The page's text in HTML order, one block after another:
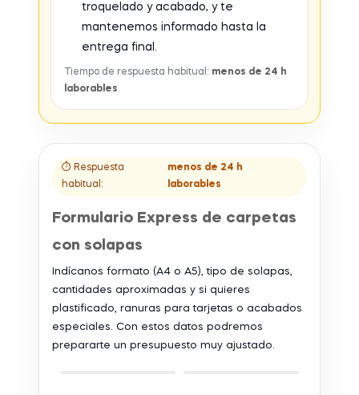
troquelado y acabado, y te
mantenemos informado hasta la
entrega final.
Tiempo de respuesta habitual: menos de 24 h
laborables.
⏱ Respuesta
habitual:
menos de 24 h
laborables
Formulario Express de carpetas
con solapas
Indícanos formato (A4 o A5), tipo de solapas,
cantidades aproximadas y si quieres
plastificado, ranuras para tarjetas o acabados
especiales. Con estos datos podremos
prepararte un presupuesto muy ajustado.